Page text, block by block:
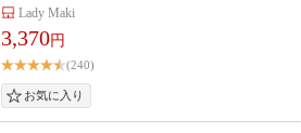
Lady Maki
3,370円
(240)